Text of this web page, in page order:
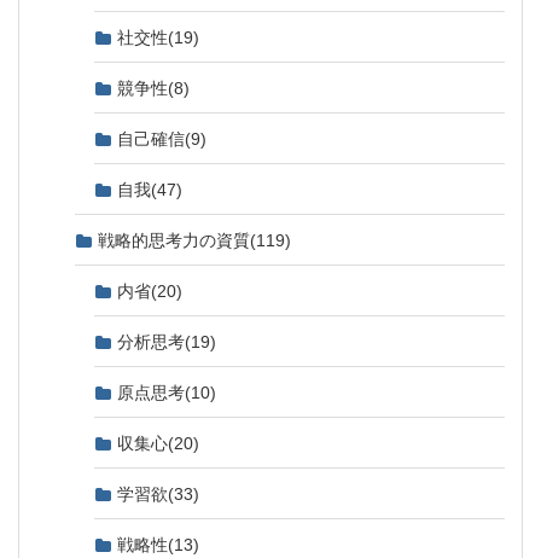
社交性(19)
競争性(8)
自己確信(9)
自我(47)
戦略的思考力の資質(119)
内省(20)
分析思考(19)
原点思考(10)
収集心(20)
学習欲(33)
戦略性(13)